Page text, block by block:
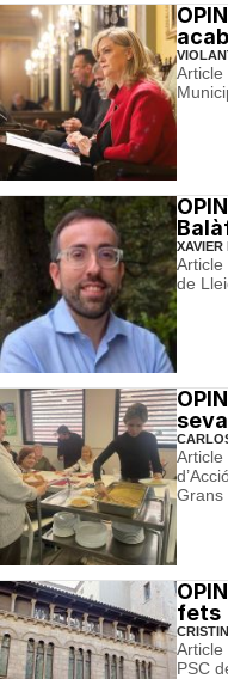
Article
Article
de
Article
Grans
fets
Article
PSC